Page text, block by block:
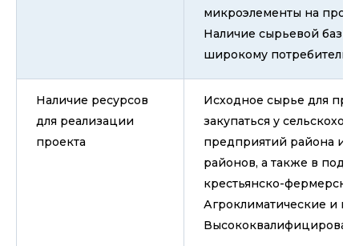
микроэлементы на
Наличие сырьевой базы.
широкому потребителю.
Наличие ресурсов
для реализации
проекта
Исходное сырье для
закупаться у
предприятий района и
районов, а также в
крестьянско-
Агроклиматические и